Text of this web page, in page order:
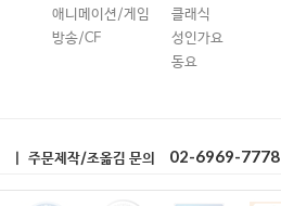
애니메이션/게임
방송/CF
클래식
성인가요
동요
| 주문제작/조옮김 문의 02-6969-7778